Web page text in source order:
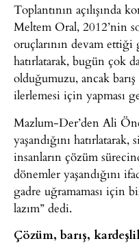
Toplantının açılışında
Meltem Oral, 2012’nin
oruçlarının devam ettiği
hatırlatarak, bugün çok
olduğumuzu, ancak
ilerlemesi için yapması
Mazlum-Der’den Ali
yaşandığını
insanların çözüm
dönemler yaşandığını
gadre uğramaması için
lazım” dedi.
Çözüm, barış,